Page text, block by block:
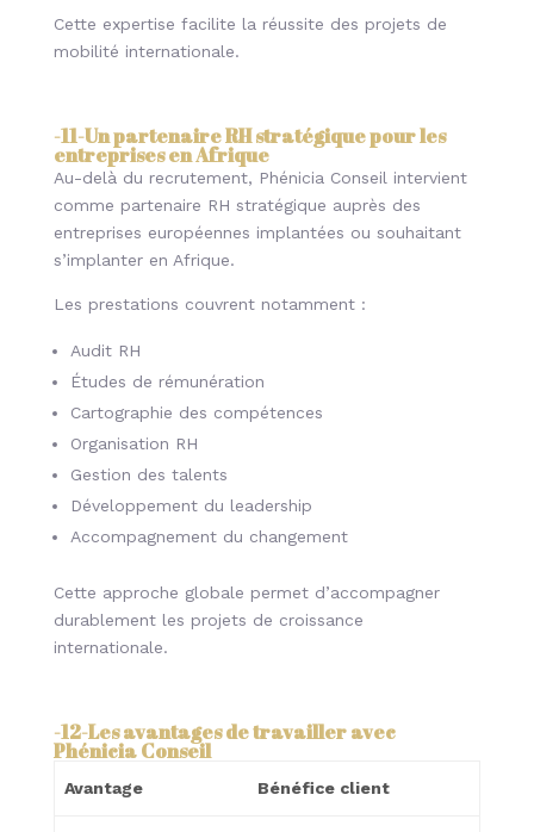
Cette expertise facilite la réussite des projets de
mobilité internationale.
-11-Un partenaire RH stratégique pour les
entreprises en Afrique
Au-delà du recrutement, Phénicia Conseil intervient
comme partenaire RH stratégique auprès des
entreprises européennes implantées ou souhaitant
s’implanter en Afrique.
Les prestations couvrent notamment :
Audit RH
Études de rémunération
Cartographie des compétences
Organisation RH
Gestion des talents
Développement du leadership
Accompagnement du changement
Cette approche globale permet d’accompagner
durablement les projets de croissance
internationale.
-12-Les avantages de travailler avec
Phénicia Conseil
Avantage Bénéfice client